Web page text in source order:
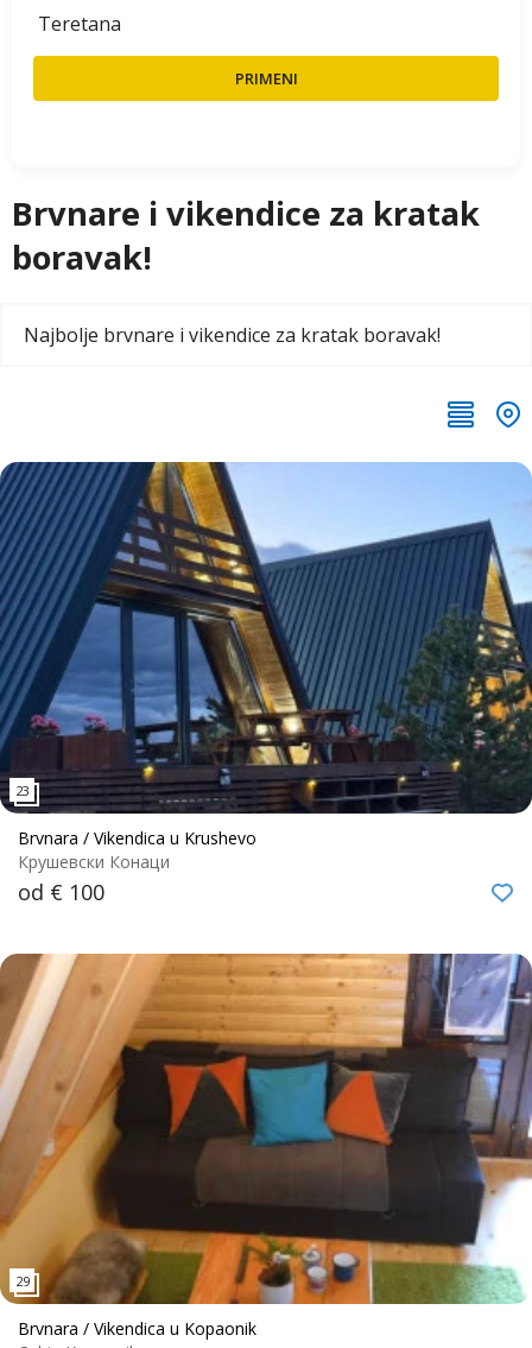
Teretana
PRIMENI
Brvnare i vikendice za kratak
boravak!
Najbolje brvnare i vikendice za kratak boravak!
Brvnara / Vikendica u Krushevo
Крушевски Конаци
od € 100
Brvnara / Vikendica u Kopaonik